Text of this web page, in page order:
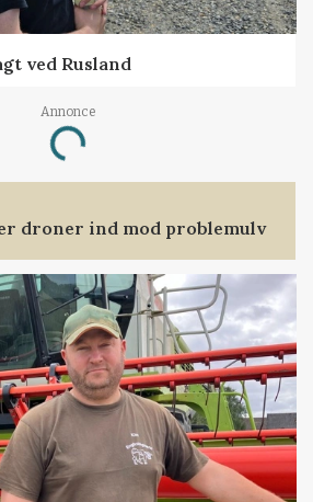
ved Rusland
Annonce
Loading...
droner ind mod problemulv